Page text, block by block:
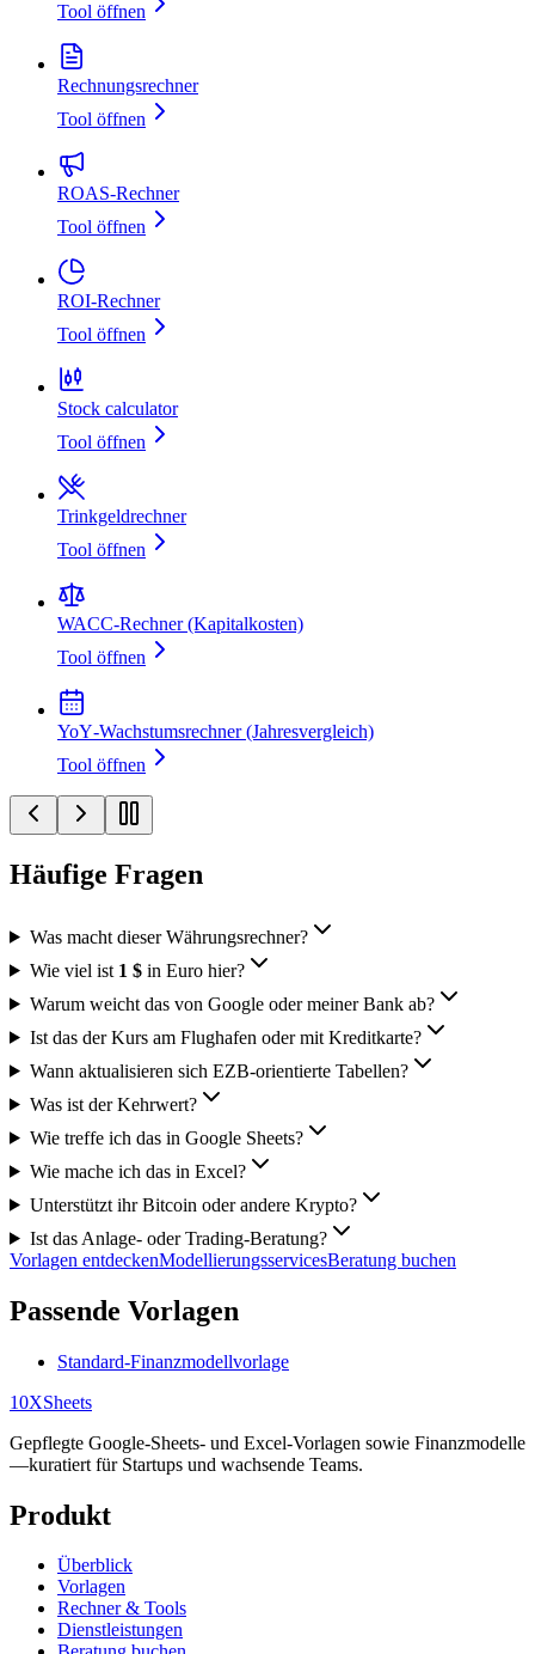
Tool öffnen
Rechnungsrechner
Tool öffnen
ROAS-Rechner
Tool öffnen
ROI-Rechner
Tool öffnen
Stock calculator
Tool öffnen
Trinkgeldrechner
Tool öffnen
WACC‑Rechner (Kapitalkosten)
Tool öffnen
YoY‑Wachstumsrechner (Jahresvergleich)
Tool öffnen
Häufige Fragen
Was macht dieser Währungsrechner?
Wie viel ist 1 $in Euro hier?
Warum weicht das von Google oder meiner Bank ab?
Ist das der Kurs am Flughafen oder mit Kreditkarte?
Wann aktualisieren sich EZB‑orientierte Tabellen?
Was ist der Kehrwert?
Wie treffe ich das in Google Sheets?
Wie mache ich das in Excel?
Unterstützt ihr Bitcoin oder andere Krypto?
Ist das Anlage- oder Trading‑Beratung?
Vorlagen entdeckenModellierungsservicesBeratung buchen
Passende Vorlagen
Standard-Finanzmodellvorlage
10XSheets
Gepflegte Google-Sheets- und Excel-Vorlagen sowie Finanzmodelle
—kuratiert für Startups und wachsende Teams.
Produkt
Überblick
Vorlagen
Rechner & Tools
Dienstleistungen